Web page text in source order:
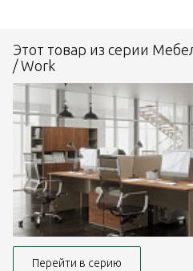
Этот товар из серии
/ Work
Перейти в серию